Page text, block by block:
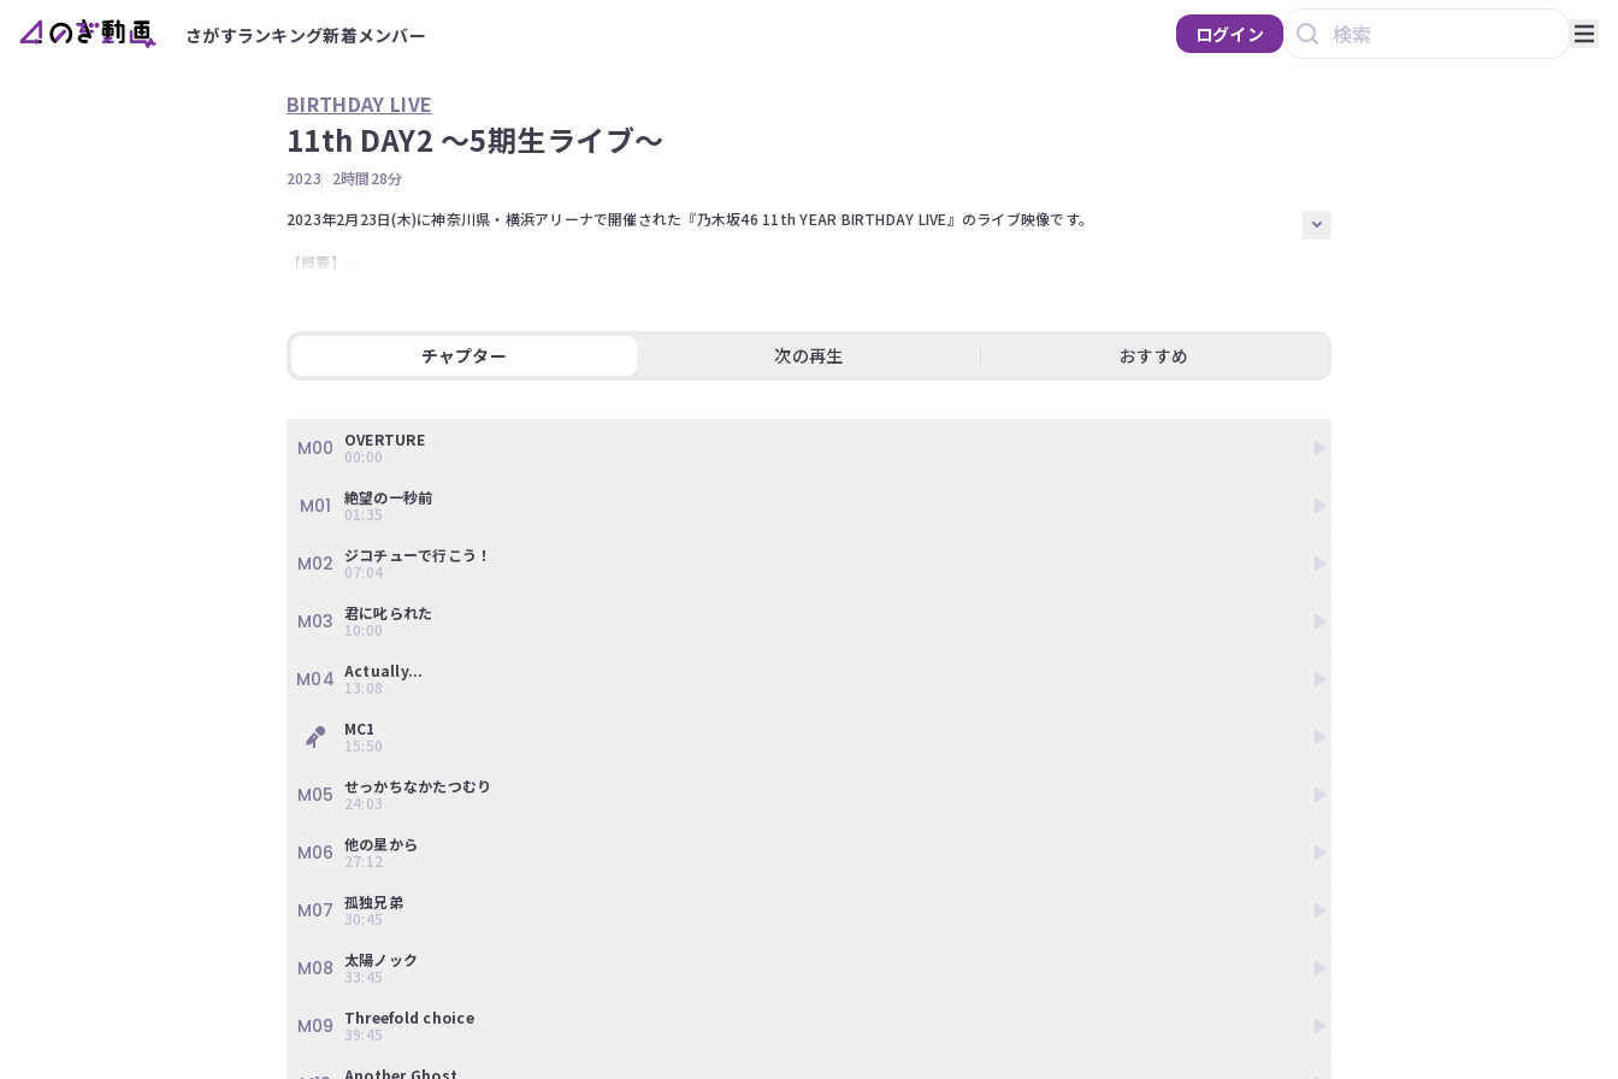
さがすランキング新着メンバー ログイン
BIRTHDAY LIVE
11th DAY2 ～5期生ライブ～
2023
2時間28分
2023年2月23日(木)に神奈川県・横浜アリーナで開催された『乃木坂46 11th YEAR BIRTHDAY LIVE』のライブ映像です。
【概要】
11年におよぶ乃木坂46の歴史を楽曲や演出面を含めて振り返るだけでなく、「新・乃木坂スター誕生！」とのコラボ企画としてカバー曲のソロ歌唱や、
【出演メンバー】
※権利の都合上、一部演目をお見せすることが出来ない場合がございます。ご了承ください。
チャプター 次の再生 おすすめ
M00
OVERTURE
00:00
M01
絶望の一秒前
01:35
M02
ジコチューで行こう！
07:04
M03 君に叱られた
10:00
M04 Actually...
13:08
MC1
15:50
M05 せっかちなかたつむり
24:03
M06 他の星から
27:12
M07 孤独兄弟
30:45
M08
太陽ノック
33:45
M09
Threefold choice
39:45
Another Ghost